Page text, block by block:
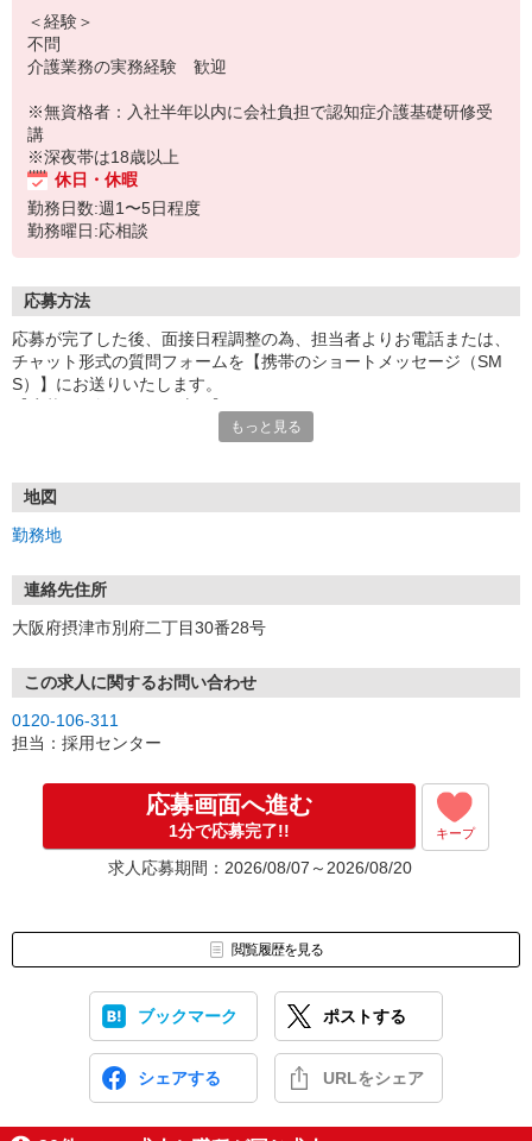
＜経験＞
不問
介護業務の実務経験 歓迎
※無資格者：入社半年以内に会社負担で認知症介護基礎研修受
講
※深夜帯は18歳以上
休日・休暇
勤務日数:週1〜5日程度
勤務曜日:応相談
応募方法
応募が完了した後、面接日程調整の為、担当者よりお電話または、
チャット形式の質問フォームを【携帯のショートメッセージ（SM
S）】にお送りいたします。
1.応募…Webもしくはお電話より応募ください。
※実技試験はドライバーの職種のみとなります。
もっと見る
地図
勤務地
連絡先住所
大阪府摂津市別府二丁目30番28号
この求人に関するお問い合わせ
0120-106-311
担当：採用センター
応募画面へ進む
1分で応募完了!! キープ
求人応募期間：2026/08/07～2026/08/20
閲覧履歴を見る
ブックマーク ポストする
シェアする URLをシェア